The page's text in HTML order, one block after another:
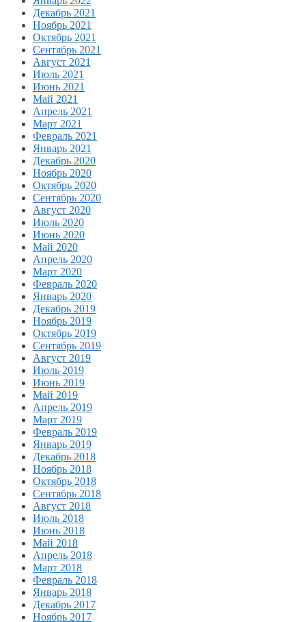
Декабрь 2021
Ноябрь 2021
Октябрь 2021
Сентябрь 2021
Август 2021
Июль 2021
Июнь 2021
Май 2021
Апрель 2021
Март 2021
Февраль 2021
Январь 2021
Декабрь 2020
Ноябрь 2020
Октябрь 2020
Сентябрь 2020
Август 2020
Июль 2020
Июнь 2020
Май 2020
Апрель 2020
Март 2020
Февраль 2020
Январь 2020
Декабрь 2019
Ноябрь 2019
Октябрь 2019
Сентябрь 2019
Август 2019
Июль 2019
Июнь 2019
Май 2019
Апрель 2019
Март 2019
Февраль 2019
Январь 2019
Декабрь 2018
Ноябрь 2018
Октябрь 2018
Сентябрь 2018
Август 2018
Июль 2018
Июнь 2018
Май 2018
Апрель 2018
Март 2018
Февраль 2018
Январь 2018
Декабрь 2017
Ноябрь 2017